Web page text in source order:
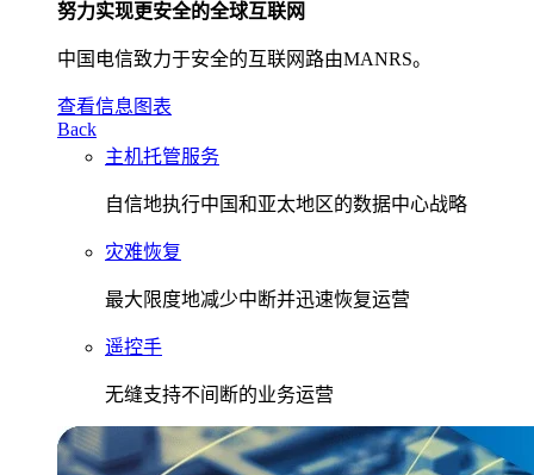
努力实现更安全的全球互联网
中国电信致力于安全的互联网路由MANRS。
查看信息图表
Back
主机托管服务
自信地执行中国和亚太地区的数据中心战略
灾难恢复
最大限度地减少中断并迅速恢复运营
遥控手
无缝支持不间断的业务运营